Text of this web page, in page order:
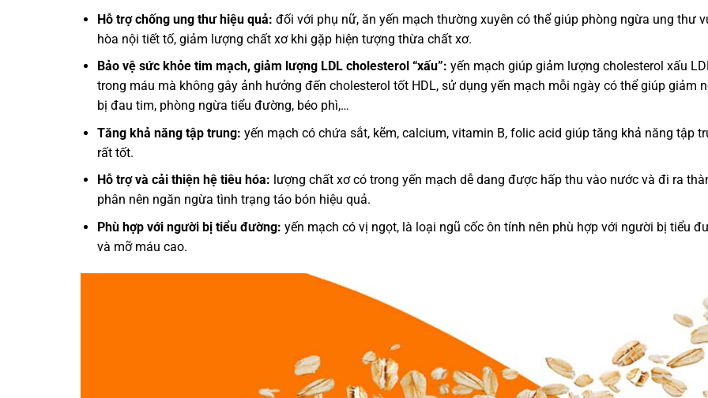
Hỗ trợ chống ung thư hiệu quả: đối với phụ nữ, ăn yến mạch thường xuyên có thể giúp phòng ngừa ung thư
hòa nội tiết tố, giảm lượng chất xơ khi gặp hiện tượng thừa chất xơ.
Bảo vệ sức khỏe tim mạch, giảm lượng LDL cholesterol “xấu”: yến mạch giúp giảm lượng cholesterol xấu
trong máu mà không gây ảnh hưởng đến cholesterol tốt HDL, sử dụng yến mạch mỗi ngày có thể giúp giảm
bị đau tim, phòng ngừa tiểu đường, béo phì,…
Tăng khả năng tập trung: yến mạch có chứa sắt, kẽm, calcium, vitamin B, folic acid giúp tăng khả năng tập
rất tốt.
Hỗ trợ và cải thiện hệ tiêu hóa: lượng chất xơ có trong yến mạch dễ dang được hấp thu vào nước và đi ra
phân nên ngăn ngừa tình trạng táo bón hiệu quả.
Phù hợp với người bị tiểu đường: yến mạch có vị ngọt, là loại ngũ cốc ôn tính nên phù hợp với người bị tiểu
và mỡ máu cao.